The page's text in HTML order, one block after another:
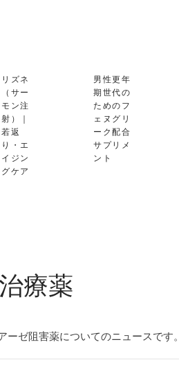
リズネ
（サー
モン注
射）｜
若返
り・エ
イジン
グケア
男性更年
期世代の
ためのフ
ェヌグリ
ーク配合
サプリメ
ント
療薬
ゼ阻害薬についてのニュースです。